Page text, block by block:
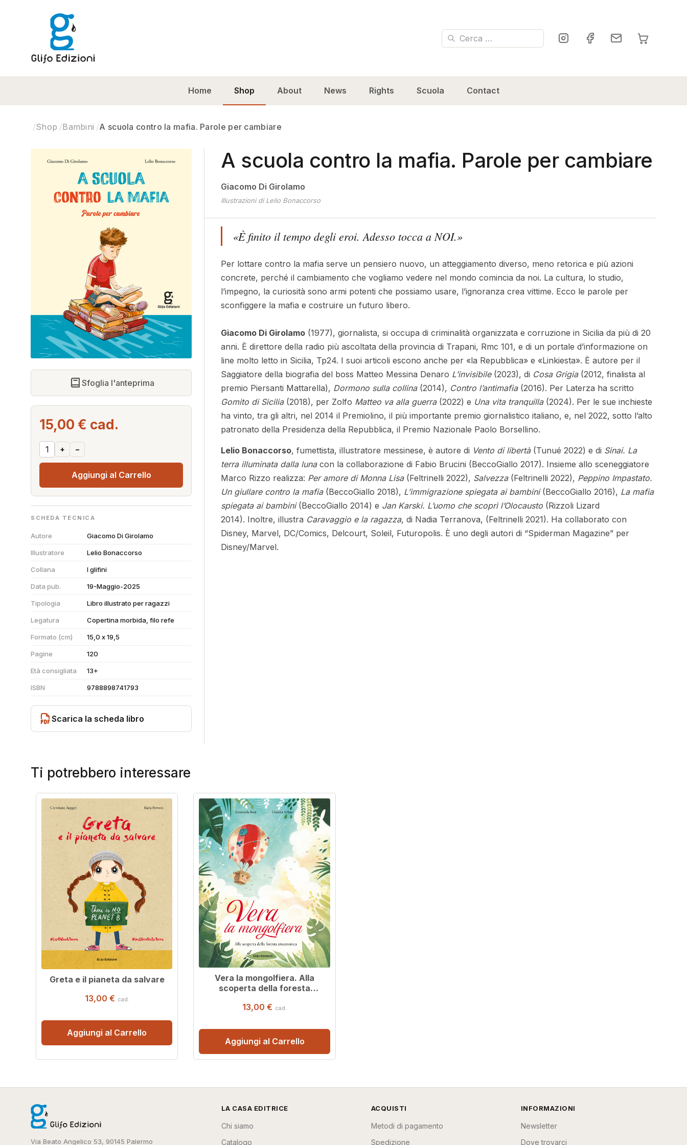
Cerca
Home Shop About News Rights Scuola Contact
Shop Bambini A scuola contro la mafia. Parole per cambiare
A scuola contro la mafia. Parole per cambiare
Giacomo Di Girolamo
Illustrazioni di Lelio Bonaccorso
Sfoglia l'anteprima
15,00 € cad.
+ –
Aggiungi al Carrello
SCHEDA TECNICA
Autore Giacomo Di Girolamo
Illustratore Lelio Bonaccorso
Collana I glifini
Data pub. 19-Maggio-2025
Tipologia Libro illustrato per ragazzi
Legatura Copertina morbida, filo refe
Formato (cm) 15,0 x 19,5
Pagine 120
Età consigliata 13+
ISBN 9788898741793
Scarica la scheda libro
«È finito il tempo degli eroi. Adesso tocca a NOI.»
Per lottare contro la mafia serve un pensiero nuovo, un atteggiamento diverso, meno retorica e più azioni
concrete, perché il cambiamento che vogliamo vedere nel mondo comincia da noi. La cultura, lo studio,
l’impegno, la curiosità sono armi potenti che possiamo usare, l’ignoranza crea vittime. Ecco le parole per
sconfiggere la mafia e costruire un futuro libero.
Giacomo Di Girolamo (1977), giornalista, si occupa di criminalità organizzata e corruzione in Sicilia da più di 20
anni. È direttore della radio più ascoltata della provincia di Trapani, Rmc 101, e di un portale d’informazione on
line molto letto in Sicilia, Tp24. I suoi articoli escono anche per «la Repubblica» e «Linkiesta». È autore per il
Saggiatore della biografia del boss Matteo Messina Denaro L’invisibile(2023), di Cosa Grigia(2012, finalista al
premio Piersanti Mattarella), Dormono sulla collina(2014), Contro l’antimafia(2016). Per Laterza ha scritto
Gomito di Sicilia(2018), per Zolfo Matteo va alla guerra(2022) e Una vita tranquilla(2024). Per le sue inchieste
ha vinto, tra gli altri, nel 2014 il Premiolino, il più importante premio giornalistico italiano, e, nel 2022, sotto l’alto
patronato della Presidenza della Repubblica, il Premio Nazionale Paolo Borsellino.
Lelio Bonaccorso, fumettista, illustratore messinese, è autore di Vento di libertà(Tunué 2022) e di Sinai. La
terra illuminata dalla lunacon la collaborazione di Fabio Brucini (BeccoGiallo 2017). Insieme allo sceneggiatore
Marco Rizzo realizza: Per amore di Monna Lisa(Feltrinelli 2022), Salvezza(Feltrinelli 2022), Peppino Impastato.
Un giullare contro la mafia(BeccoGiallo 2018), L’immigrazione spiegata ai bambini(BeccoGiallo 2016), La mafia
spiegata ai bambini(BeccoGiallo 2014) e Jan Karski. L’uomo che scoprì l’Olocausto (Rizzoli Lizard
2014). Inoltre, illustra Caravaggio e la ragazza, di Nadia Terranova, (Feltrinelli 2021). Ha collaborato con
Disney, Marvel, DC/Comics, Delcourt, Soleil, Futuropolis. È uno degli autori di “Spiderman Magazine” per
Disney/Marvel.
Ti potrebbero interessare
13,00 € cad.
Greta e il pianeta da salvare
Aggiungi al Carrello
13,00 € cad.
Vera la mongolfiera. Alla
scoperta della foresta
Aggiungi al Carrello
Via Beato Angelico 53, 90145 Palermo
LA CASA EDITRICE
Chi siamo
Catalogo
ACQUISTI
Metodi di pagamento
Spedizione
INFORMAZIONI
Newsletter
Dove trovarci